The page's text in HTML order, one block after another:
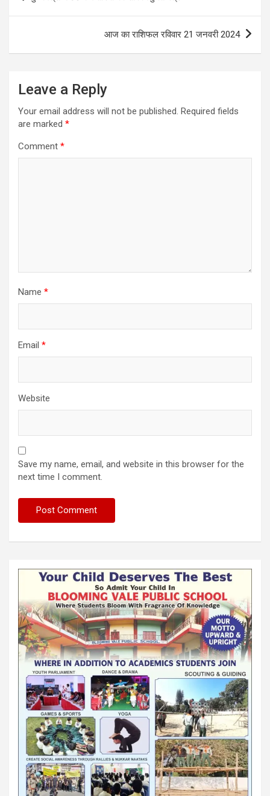
navigation
आज का राशिफल रविवार 21 जनवरी 2024
Leave a Reply
Your email address will not be published. Required fields
are marked *
Comment *
Name *
Email *
Website
Save my name, email, and website in this browser for the
next time I comment.